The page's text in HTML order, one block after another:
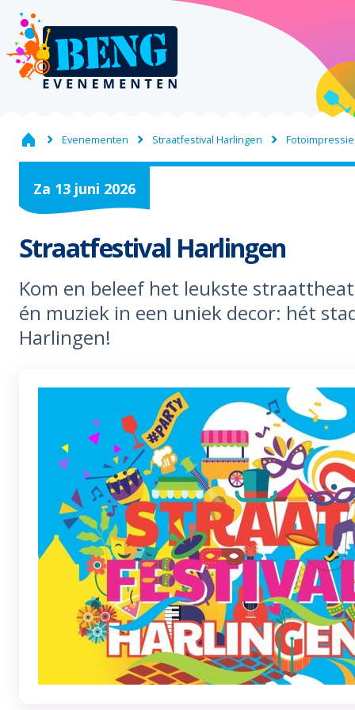
Evenementen Straatfestival Harlingen Fotoimpressie
Za 13 juni 2026
Straatfestival Harlingen
Kom en beleef het leukste
én muziek in een uniek decor: hét
Harlingen!